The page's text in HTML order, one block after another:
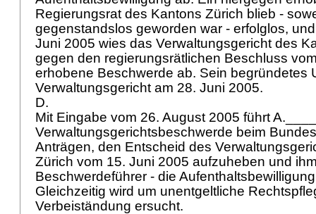
Regierungsrat des Kantons Zürich blieb -
gegenstandslos geworden war - erfolglos,
Juni 2005 wies das Verwaltungsgericht des
gegen den regierungsrätlichen Beschluss
erhobene Beschwerde ab. Sein begründetes
Verwaltungsgericht am 28. Juni 2005.
D.
Mit Eingabe vom 26. August 2005 führt
Verwaltungsgerichtsbeschwerde beim
Anträgen, den Entscheid des
Zürich vom 15. Juni 2005 aufzuheben und
Beschwerdeführer - die
Gleichzeitig wird um unentgeltliche
Verbeiständung ersucht.